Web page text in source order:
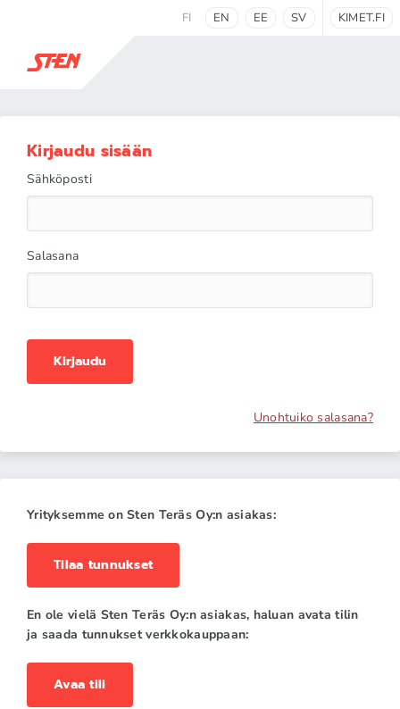
FI EN EE SV KIMET.FI
Kirjaudu sisään
Sähköposti
Salasana
Kirjaudu
Unohtuiko salasana?
Yrityksemme on Sten Teräs Oy:n asiakas:
Tilaa tunnukset
En ole vielä Sten Teräs Oy:n asiakas, haluan avata tilin
ja saada tunnukset verkkokauppaan:
Avaa tili